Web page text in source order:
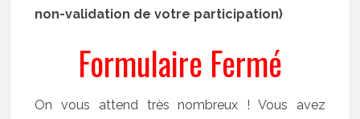
non-validation de votre participation)
Formulaire Fermé
On vous attend très nombreux ! Vous avez